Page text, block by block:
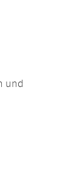
und